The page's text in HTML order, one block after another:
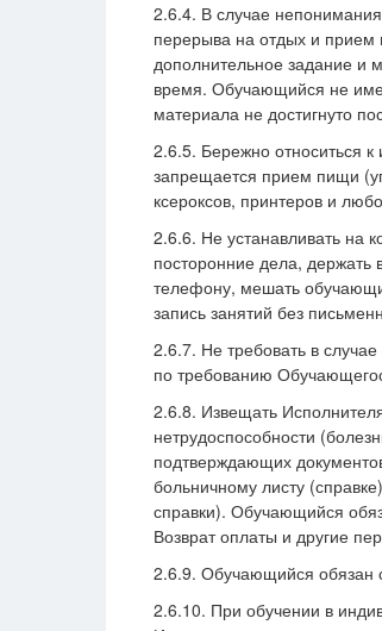
2.6.4. В случае
перерыва на отдых и прием
дополнительное задание и
время. Обучающийся не
материала не достигнуто
2.6.5. Бережно относиться
запрещается прием пищи
ксероксов, принтеров и
2.6.6. Не устанавливать на
посторонние дела,
телефону, мешать
запись занятий без
2.6.7. Не требовать в
по требованию
2.6.8. Извещать
нетрудоспособности
подтверждающих
больничному листу
справки). Обучающийся
Возврат оплаты и другие
2.6.9. Обучающийся обязан
2.6.10. При обучении в